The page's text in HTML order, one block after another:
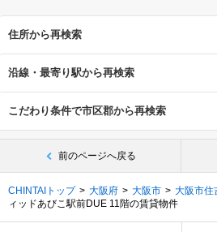
住所から再検索
沿線・最寄り駅から再検索
こだわり条件で市区郡から再検索
前のページへ戻る
CHINTAIトップ 大阪府 大阪市 大阪市住
ィッドあびこ駅前DUE 11階の賃貸物件